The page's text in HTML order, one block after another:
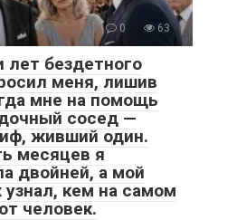
0 63
бездетного
меня, лишив
мне на помощь
сосед —
живший один.
месяцев я
двойней, а мой
кем на самом
человек.